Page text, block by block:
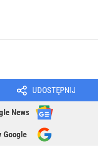
UDOSTĘPNIJ
News
Google